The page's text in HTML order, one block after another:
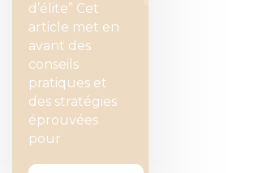
d’élite” Cet
article met en
avant des
conseils
pratiques et
des stratégies
éprouvées
pour